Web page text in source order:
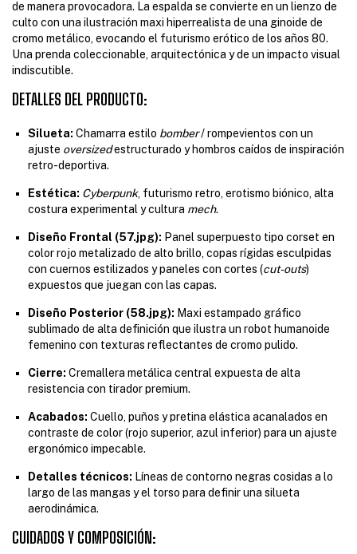
de manera provocadora. La espalda se convierte en un lienzo de
culto con una ilustración maxi hiperrealista de una ginoide de
cromo metálico, evocando el futurismo erótico de los años 80.
Una prenda coleccionable, arquitectónica y de un impacto visual
indiscutible.
DETALLES DEL PRODUCTO:
Silueta: Chamarra estilo bomber/ rompevientos con un
ajuste oversizedestructurado y hombros caídos de inspiración
retro-deportiva.
Estética: Cyberpunk, futurismo retro, erotismo biónico, alta
costura experimental y cultura mech.
Diseño Frontal (57.jpg): Panel superpuesto tipo corset en
color rojo metalizado de alto brillo, copas rígidas esculpidas
con cuernos estilizados y paneles con cortes (cut-outs)
expuestos que juegan con las capas.
Diseño Posterior (58.jpg): Maxi estampado gráfico
sublimado de alta definición que ilustra un robot humanoide
femenino con texturas reflectantes de cromo pulido.
Cierre: Cremallera metálica central expuesta de alta
resistencia con tirador premium.
Acabados: Cuello, puños y pretina elástica acanalados en
contraste de color (rojo superior, azul inferior) para un ajuste
ergonómico impecable.
Detalles técnicos: Líneas de contorno negras cosidas a lo
largo de las mangas y el torso para definir una silueta
aerodinámica.
CUIDADOS Y COMPOSICIÓN: